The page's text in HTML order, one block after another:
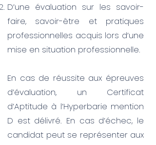
D’une évaluation sur les savoir-
faire, savoir-être et pratiques
professionnelles acquis lors d’une
mise en situation professionnelle.
En cas de réussite aux épreuves
d’évaluation, un Certificat
d’Aptitude à l’Hyperbarie mention
D est délivré. En cas d’échec, le
candidat peut se représenter aux